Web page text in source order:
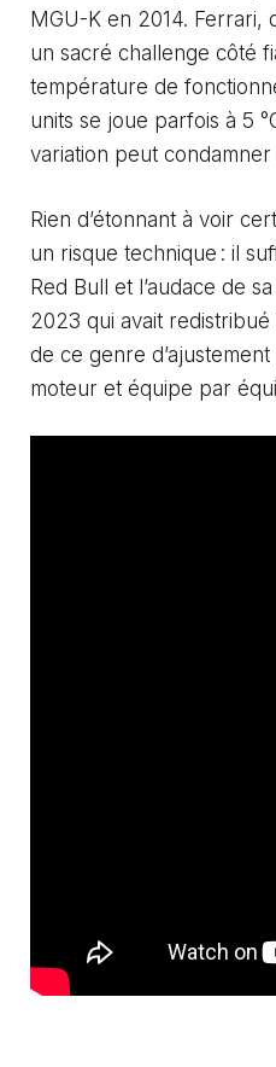
MGU-K en 2014. Ferrari,
un sacré challenge côté
température de
units se joue parfois à 5
variation peut condamner
Rien d’étonnant à voir
un risque technique : il
Red Bull et l’audace de
2023 qui avait
de ce genre
moteur et équipe par